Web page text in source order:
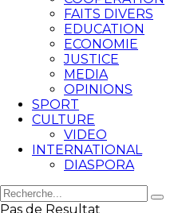
FAITS DIVERS
EDUCATION
ECONOMIE
JUSTICE
MEDIA
OPINIONS
SPORT
CULTURE
VIDEO
INTERNATIONAL
DIASPORA
Pas de Resultat